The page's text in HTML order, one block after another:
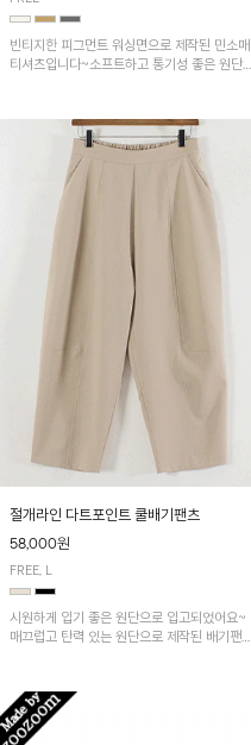
빈티지한 피그먼트 워싱면으로 제작된 민소매
티셔츠입니다~소프트하고 통기성 좋은 원단
절개라인 다트포인트 쿨배기팬츠
58,000원
FREE, L
시원하게 입기 좋은 원단으로 입고되었어요~
매끄럽고 탄력 있는 원단으로 제작된 배기팬츠